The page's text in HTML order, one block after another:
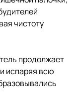
чистоту
продолжает
испаряя всю